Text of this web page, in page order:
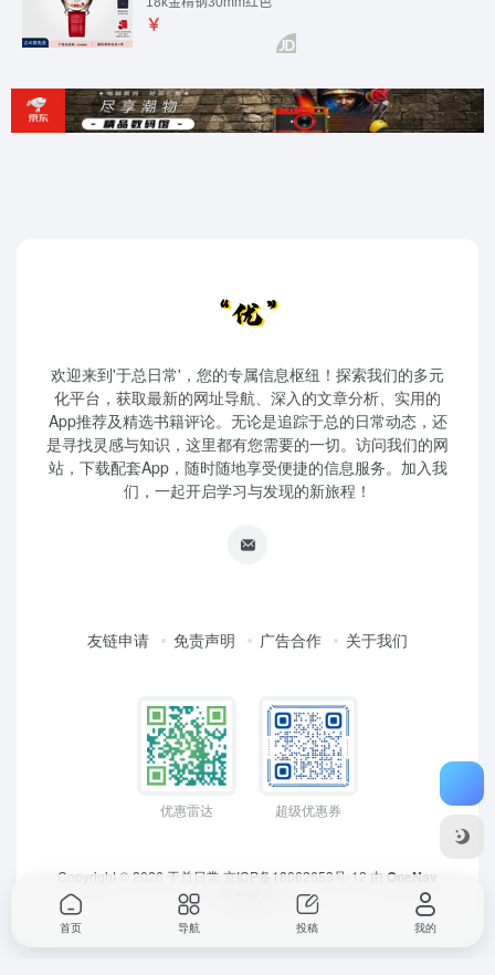
欢迎来到'于总日常'，您的专属信息枢纽！探索我们的多元
化平台，获取最新的网址导航、深入的文章分析、实用的
App推荐及精选书籍评论。无论是追踪于总的日常动态，还
是寻找灵感与知识，这里都有您需要的一切。访问我们的网
站，下载配套App，随时随地享受便捷的信息服务。加入我
们，一起开启学习与发现的新旅程！
友链申请 免责声明 广告合作 关于我们
优惠雷达 超级优惠券
Copyright © 2026 于总日常 京ICP备18062653号-12 由 OneNav
首页 导航 投稿 我的